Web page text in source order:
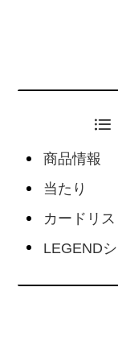
商品情報
当たり
カードリス
LEGEND